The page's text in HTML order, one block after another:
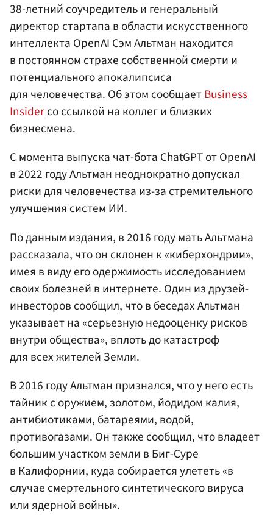
38-летний соучредитель и генеральный
директор стартапа в области искусственного
интеллекта OpenAI СэмАльтманнаходится
в постоянном страхе собственной смерти и
потенциального апокалипсиса
для человечества. Об этом сообщаетBusiness
Insiderсо ссылкой на коллег и близких
бизнесмена.
С момента выпуска чат-бота ChatGPT от OpenAI
в 2022 году Альтман неоднократно допускал
риски для человечества из-за стремительного
улучшения систем ИИ.
По данным издания, в 2016 году мать Альтмана
рассказала, что он склонен к «киберхондрии»,
имея в виду его одержимость исследованием
своих болезней в интернете. Один из друзей-
инвесторов сообщил, что в беседах Альтман
указывает на «серьезную недооценку рисков
внутри общества», вплоть до катастроф
для всех жителей Земли.
В 2016 году Альтман признался, что у него есть
тайник с оружием, золотом, йодидом калия,
антибиотиками, батареями, водой,
противогазами. Он также сообщил, что владеет
большим участком земли в Биг-Суре
в Калифорнии, куда собирается улететь «в
случае смертельного синтетического вируса
или ядерной войны».